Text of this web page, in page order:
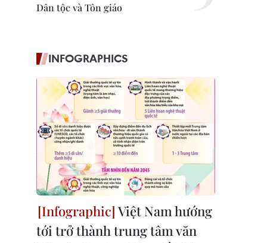
Dân tộc và Tôn giáo
INFOGRAPHICS
Việt Nam hướng
tới trở thành trung tâm văn